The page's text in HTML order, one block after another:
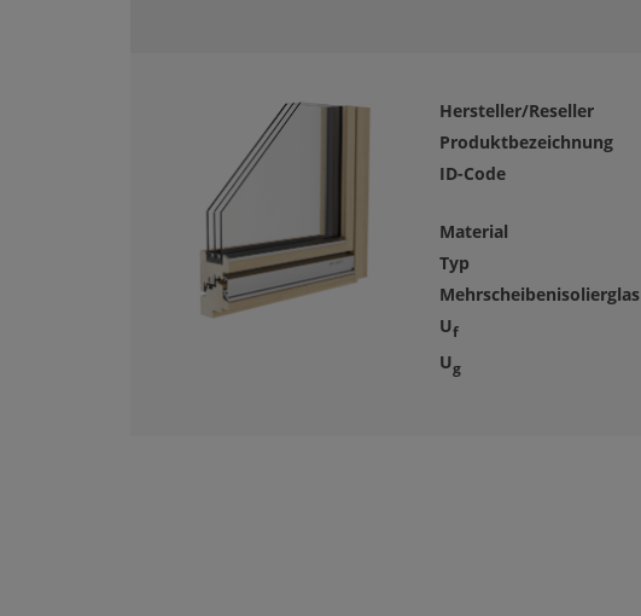
Hersteller/Reseller
Produktbezeichnung
ID-Code
Material
Typ
Mehrscheibenisolierglas
Uf
Ug